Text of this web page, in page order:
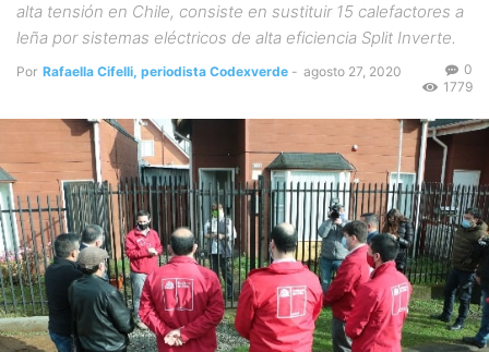
alta tensión en Chile, consiste en sustituir 15 calefactores a
leña por sistemas eléctricos de alta eficiencia Split Inverte.
Por Rafaella Cifelli, periodista Codexverde - agosto 27, 2020
0
1779